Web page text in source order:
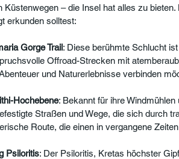
Küstenwegen – die Insel hat alles zu
erkunden solltest:
Gorge Trail: Diese berühmte Schlucht
Offroad-Strecken mit
und Naturerlebnisse verbinden
Hochebene: Bekannt für ihre
Straßen und Wege, die sich durch
Route, die einen in vergangene
Psiloritis: Der Psiloritis, Kretas höchster